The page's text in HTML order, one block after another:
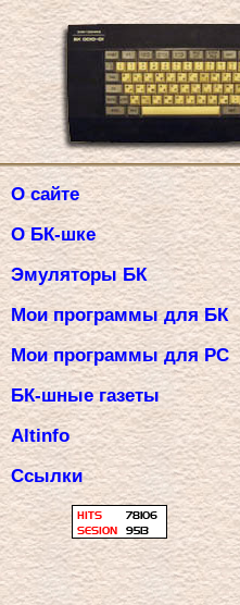
О сайте
О БК-шке
Эмуляторы БК
Мои программы для БК
Мои программы для PC
БК-шные газеты
Altinfo
Ссылки